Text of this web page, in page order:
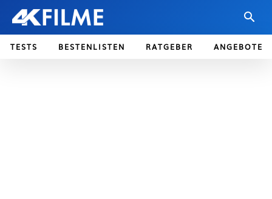
TESTS BESTENLISTEN RATGEBER ANGEBOTE